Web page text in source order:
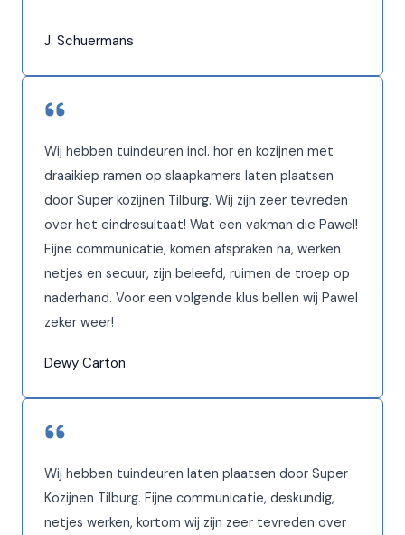
J. Schuermans
Wij hebben tuindeuren incl. hor en kozijnen met
draaikiep ramen op slaapkamers laten plaatsen
door Super kozijnen Tilburg. Wij zijn zeer tevreden
over het eindresultaat! Wat een vakman die Pawel!
Fijne communicatie, komen afspraken na, werken
netjes en secuur, zijn beleefd, ruimen de troep op
naderhand. Voor een volgende klus bellen wij Pawel
zeker weer!
Dewy Carton
Wij hebben tuindeuren laten plaatsen door Super
Kozijnen Tilburg. Fijne communicatie, deskundig,
netjes werken, kortom wij zijn zeer tevreden over